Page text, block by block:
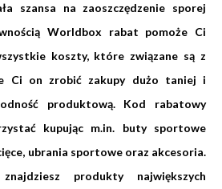
szansa na zaoszczędzenie sporej
Worldbox rabat pomoże Ci
koszty, które związane są z
Ci on zrobić zakupy dużo taniej i
produktową. Kod rabatowy
kupując m.in. buty sportowe
ubrania sportowe oraz akcesoria.
produkty największych